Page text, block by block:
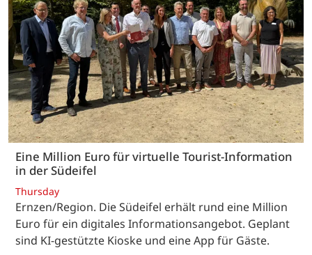
Eine Million Euro für virtuelle Tourist-Information
in der Südeifel
Thursday
Ernzen/Region. Die Südeifel erhält rund eine Million
Euro für ein digitales Informationsangebot. Geplant
sind KI-gestützte Kioske und eine App für Gäste.